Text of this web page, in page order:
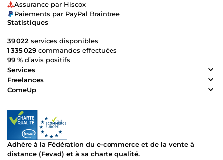
Assurance par Hiscox
Paiements par PayPal Braintree
Statistiques
39 022 services disponibles
1 335 029 commandes effectuées
99 % d’avis positifs
Services
Freelances
ComeUp
Adhère à la Fédération du e-commerce et de la vente à
distance (Fevad) et à sa charte qualité.